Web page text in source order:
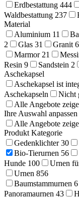
Erdbestattung 444
Waldbestattung 237
Material
Aluminium 11
2
Glas 31 Granit 6
Marmor 21
Resin 9 Sandstein 2
Aschekapsel
Aschekapsel ist
Aschekapseln
Nicht
Alle Angebote
Ihre Auswahl anpassen
Alle Angebote
Produkt Kategorie
Gedenklichter30
Bio-Tierurnen 56
Hunde 100 Urnen
Urnen 856
Baumstammurnen 6
Panoramaurnen 43